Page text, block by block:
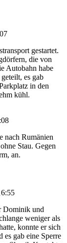
gestartet.
die von
Autobahn habe
es gab
in den
kühl.
nach Rumänien
Stau. Gegen
an.
Dominik und
weniger als
konnte er sich
es gab eine Sperre